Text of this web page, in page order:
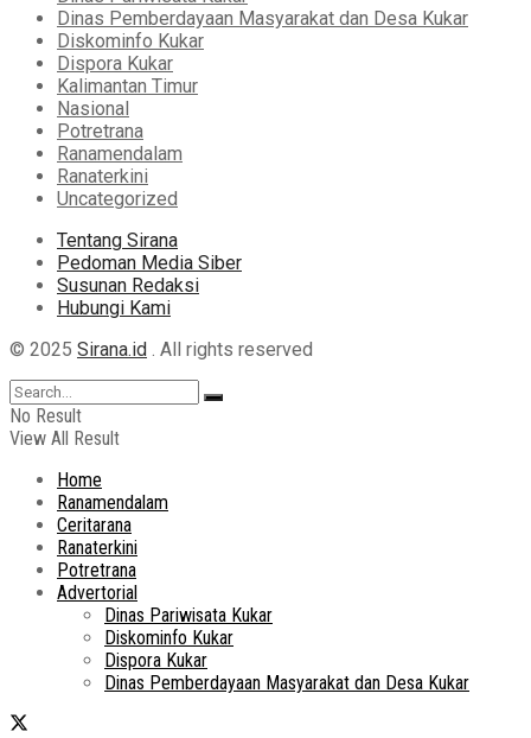
Dinas Pemberdayaan Masyarakat dan Desa Kukar
Diskominfo Kukar
Dispora Kukar
Kalimantan Timur
Nasional
Potretrana
Ranamendalam
Ranaterkini
Uncategorized
Tentang Sirana
Pedoman Media Siber
Susunan Redaksi
Hubungi Kami
© 2025 Sirana.id . All rights reserved
No Result
View All Result
Home
Ranamendalam
Ceritarana
Ranaterkini
Potretrana
Advertorial
Dinas Pariwisata Kukar
Diskominfo Kukar
Dispora Kukar
Dinas Pemberdayaan Masyarakat dan Desa Kukar